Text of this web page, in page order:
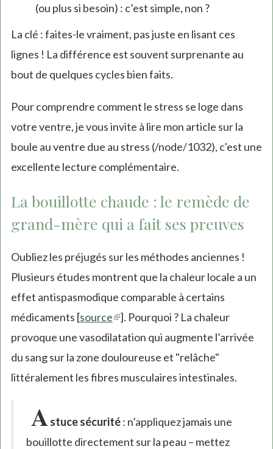
(ou plus si besoin) : c’est simple, non ?
La clé : faites-le vraiment, pas juste en lisant ces
lignes ! La différence est souvent surprenante au
bout de quelques cycles bien faits.
Pour comprendre comment le stress se loge dans
votre ventre, je vous invite à lire mon article sur la
boule au ventre due au stress (/node/1032), c'est une
excellente lecture complémentaire.
La bouillotte chaude : le remède de
grand-mère qui a fait ses preuves
Oubliez les préjugés sur les méthodes anciennes !
Plusieurs études montrent que la chaleur locale a un
effet antispasmodique comparable à certains
médicaments [source(link
is
external)
]. Pourquoi ? La chaleur
provoque une vasodilatation qui augmente l’arrivée
du sang sur la zone douloureuse et "relâche"
littéralement les fibres musculaires intestinales.
Astuce sécurité: n’appliquez jamais une
bouillotte directement sur la peau – mettez